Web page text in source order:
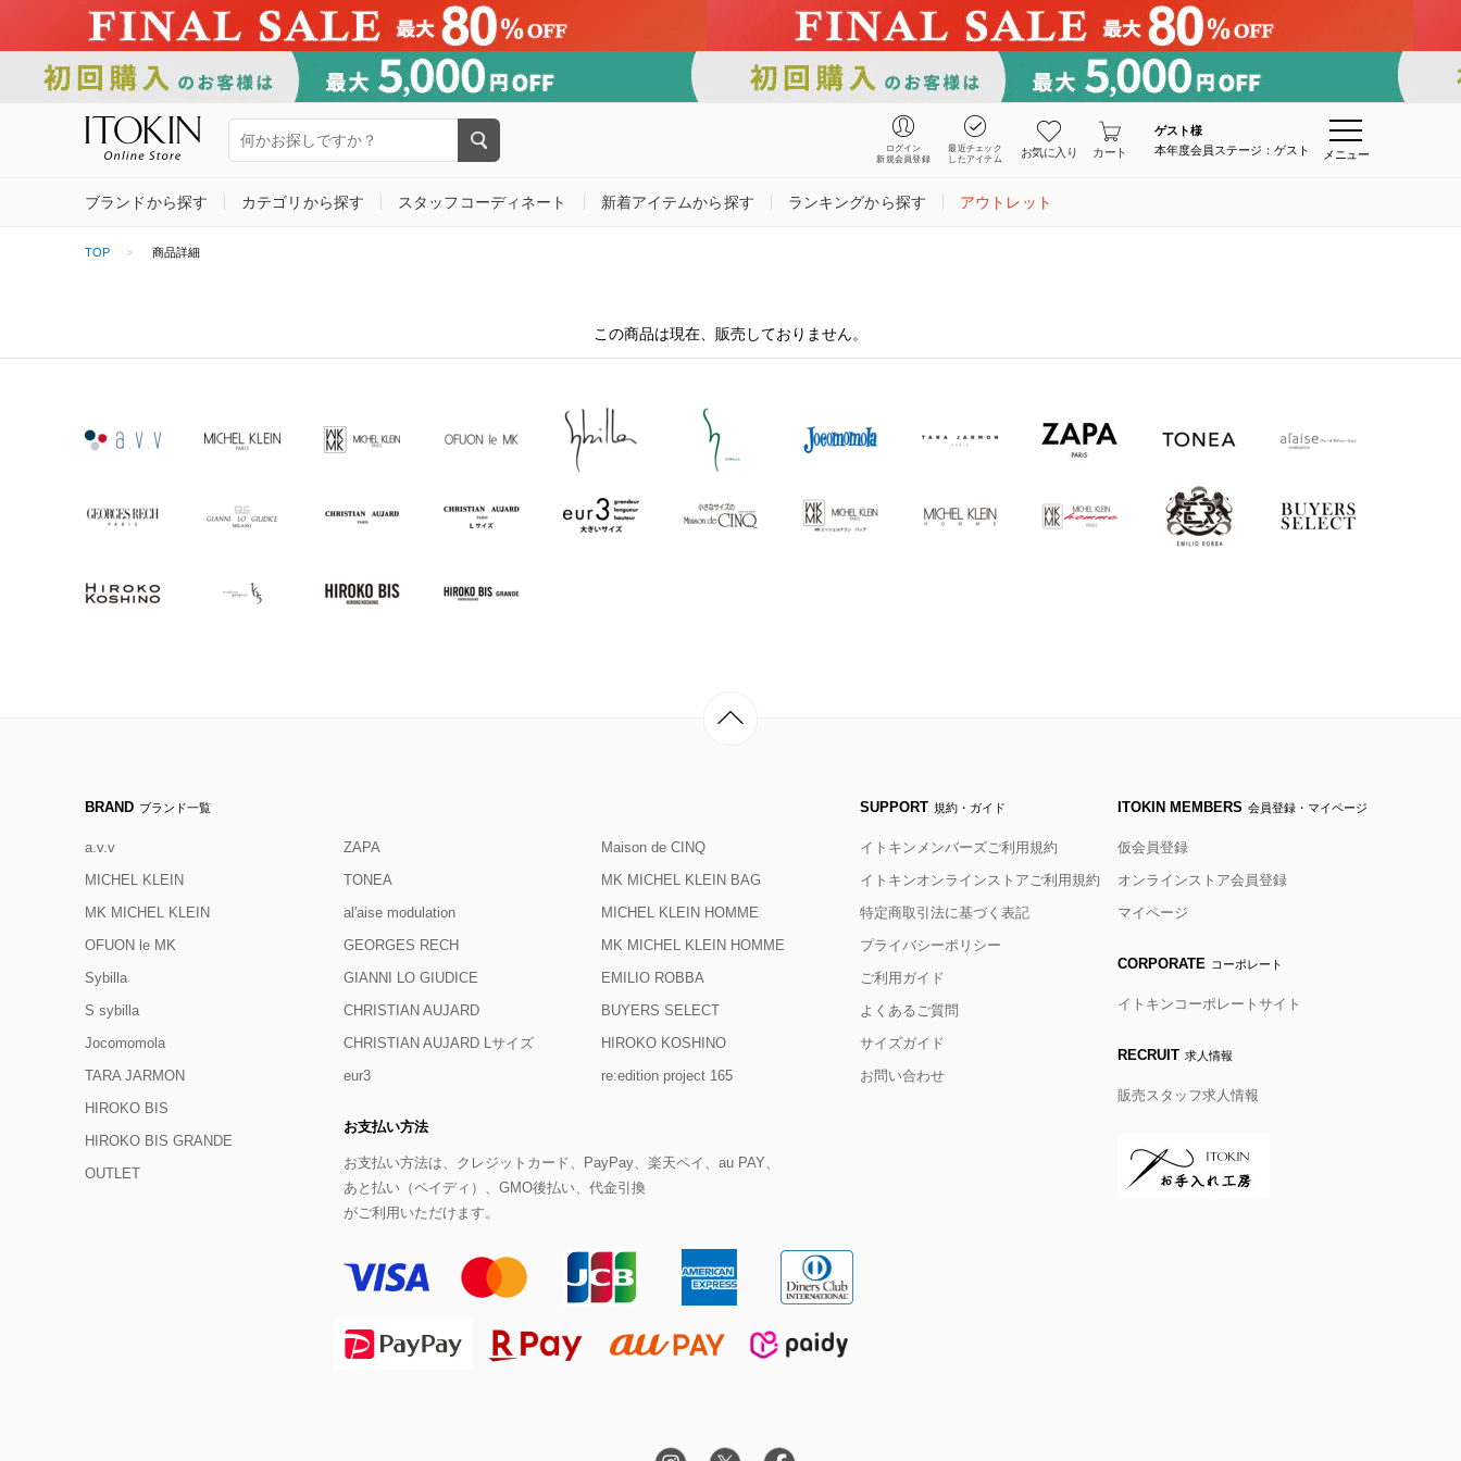
ログイン
新規会員登録
最近チェック
したアイテム
お気に入り カート
ゲスト様
本年度会員ステージ：ゲスト
メニュー
ブランドから探す カテゴリから探す スタッフコーディネート 新着アイテムから探す ランキングから探す アウトレット
TOP 商品詳細
この商品は現在、販売しておりません。
BRAND ブランド一覧
a.v.v
MICHEL KLEIN
MK MICHEL KLEIN
OFUON le MK
Sybilla
S sybilla
Jocomomola
TARA JARMON
ZAPA
TONEA
al'aise modulation
GEORGES RECH
GIANNI LO GIUDICE
CHRISTIAN AUJARD
CHRISTIAN AUJARD Lサイズ
eur3
Maison de CINQ
MK MICHEL KLEIN BAG
MICHEL KLEIN HOMME
MK MICHEL KLEIN HOMME
EMILIO ROBBA
BUYERS SELECT
HIROKO KOSHINO
re:edition project 165
HIROKO BIS
HIROKO BIS GRANDE
OUTLET
お支払い方法
お支払い方法は、クレジットカード、PayPay、楽天ペイ、au PAY、
あと払い（ペイディ）、GMO後払い、代金引換
がご利用いただけます。
SUPPORT 規約・ガイド
イトキンメンバーズご利用規約
イトキンオンラインストアご利用規約
特定商取引法に基づく表記
プライバシーポリシー
ご利用ガイド
よくあるご質問
サイズガイド
お問い合わせ
ITOKIN MEMBERS 会員登録・マイページ
仮会員登録
オンラインストア会員登録
マイページ
CORPORATE コーポレート
イトキンコーポレートサイト
RECRUIT 求人情報
販売スタッフ求人情報